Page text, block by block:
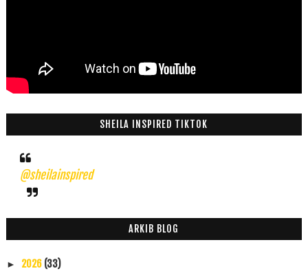
SHEILA INSPIRED TIKTOK
@sheilainspired
ARKIB BLOG
► 2026 (33)